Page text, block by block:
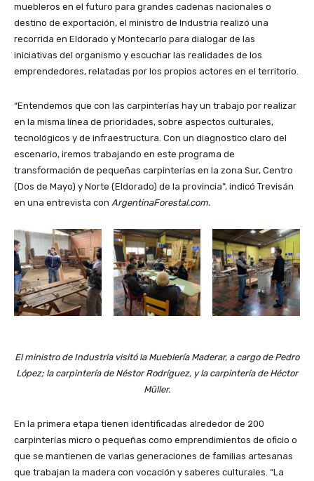
muebleros en el futuro para grandes cadenas nacionales o
destino de exportación, el ministro de Industria realizó una
recorrida en Eldorado y Montecarlo para dialogar de las
iniciativas del organismo y escuchar las realidades de los
emprendedores, relatadas por los propios actores en el territorio.
“Entendemos que con las carpinterías hay un trabajo por realizar
en la misma línea de prioridades, sobre aspectos culturales,
tecnológicos y de infraestructura. Con un diagnostico claro del
escenario, iremos trabajando en este programa de
transformación de pequeñas carpinterías en la zona Sur, Centro
(Dos de Mayo) y Norte (Eldorado) de la provincia”, indicó Trevisán
en una entrevista con ArgentinaForestal.com.
El ministro de Industria visitó la Mueblería Maderar, a cargo de Pedro
López; la carpintería de Néstor Rodríguez, y la carpintería de Héctor
Müller.
En la primera etapa tienen identificadas alrededor de 200
carpinterías micro o pequeñas como emprendimientos de oficio o
que se mantienen de varias generaciones de familias artesanas
que trabajan la madera con vocación y saberes culturales. “La